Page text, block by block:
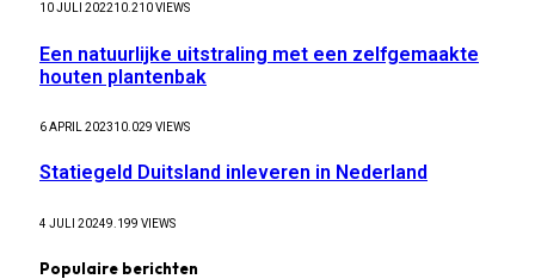
10 JULI 202210.210VIEWS
Een natuurlijke uitstraling met een zelfgemaakte
houten plantenbak
6 APRIL 202310.029 VIEWS
Statiegeld Duitsland inleveren in Nederland
4 JULI 20249.199 VIEWS
Populaire berichten